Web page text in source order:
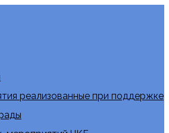
реализованные при поддержке